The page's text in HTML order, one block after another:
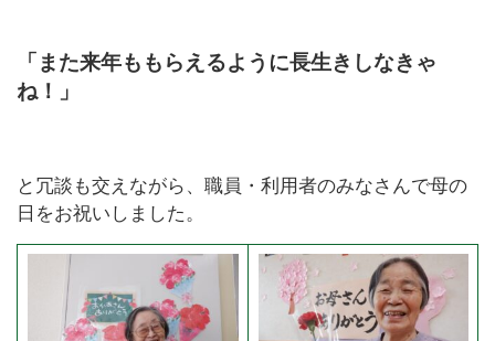
「また来年ももらえるように長生きしなきゃ
ね！」
と冗談も交えながら、職員・利用者のみなさんで母の
日をお祝いしました。